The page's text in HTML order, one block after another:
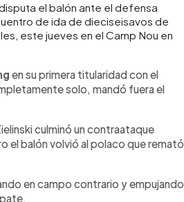
el balón ante el defensa
de ida de dieciseisavos de
este jueves en el Camp Nou en
en su primera titularidad con el
solo, mandó fuera el
culminó un contraataque
el balón volvió al polaco que remató
en campo contrario y empujando